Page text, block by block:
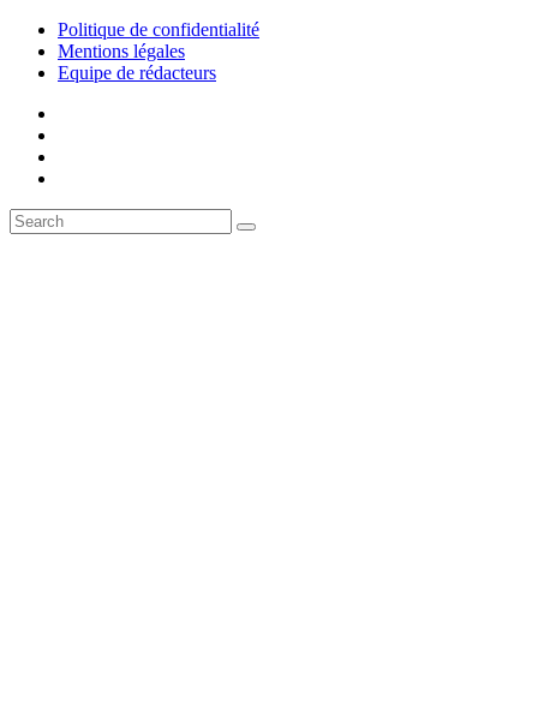
Politique de confidentialité
Mentions légales
Equipe de rédacteurs